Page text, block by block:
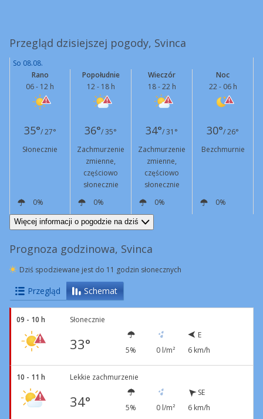
Przegląd dzisiejszej pogody, Svinca
So 08.08.
Rano
06 - 12 h
Popołudnie
12 - 18 h
Wieczór
18 - 22 h
Noc
22 - 06 h
35°/ 27° 36°/ 35° 34°/ 31° 30°/ 26°
Słonecznie
Zachmurzenie
zmienne,
częściowo
słonecznie
Zachmurzenie
zmienne,
częściowo
słonecznie
Bezchmurnie
0% 0% 0%
0%
N
6 km/h W
16 km/h
Więcej informacji o pogodzie na dziś
Prognoza godzinowa, Svinca
Dziś spodziewane jest do 11 godzin słonecznych
Przegląd Schemat
09 - 10 h Słonecznie
33° 5% 0 l/m²
E
6 km/h
10 - 11 h Lekkie zachmurzenie
34° 5% 0 l/m²
SE
6 km/h